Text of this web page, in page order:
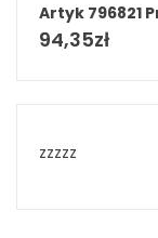
Artyk 796821
94,35zł
zzzzz